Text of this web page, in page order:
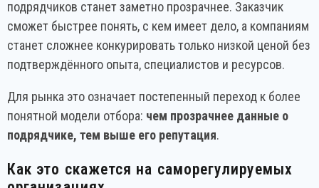
подрядчиков станет заметно прозрачнее. Заказчик
сможет быстрее понять, с кем имеет дело, а компаниям
станет сложнее конкурировать только низкой ценой без
подтверждённого опыта, специалистов и ресурсов.
Для рынка это означает постепенный переход к более
понятной модели отбора: чем прозрачнее данные о
подрядчике, тем выше его репутация.
Как это скажется на саморегулируемых